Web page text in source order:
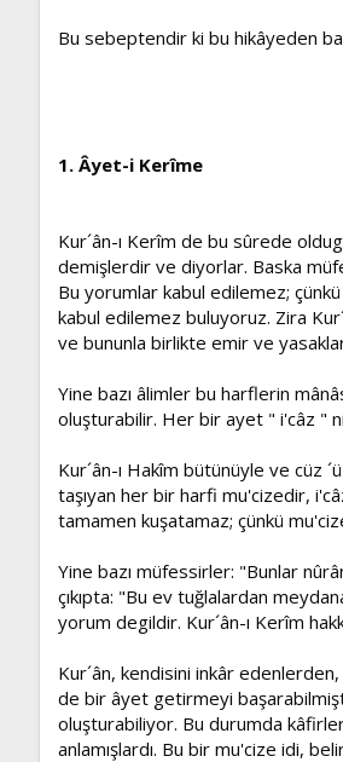
Bu sebeptendir ki bu hikâyeden
1. Âyet-i Kerîme
Kur´ân-ı Kerîm de bu sûrede
demişlerdir ve diyorlar. Baska
Bu yorumlar kabul edilemez;
kabul edilemez buluyoruz. Zira
ve bununla birlikte emir ve
Yine bazı âlimler bu harflerin
oluşturabilir. Her bir ayet " i'câz "
Kur´ân-ı Hakîm bütünüyle ve cüz
taşıyan her bir harfi mu'cizedir,
tamamen kuşatamaz; çünkü
Yine bazı müfessirler: "Bunlar
çıkıpta: "Bu ev tuğlalardan
yorum degildir. Kur´ân-ı Kerîm
Kur´ân, kendisini inkâr
de bir âyet getirmeyi
oluşturabiliyor. Bu durumda kâfirler
anlamışlardı. Bu bir mu'cize idi,